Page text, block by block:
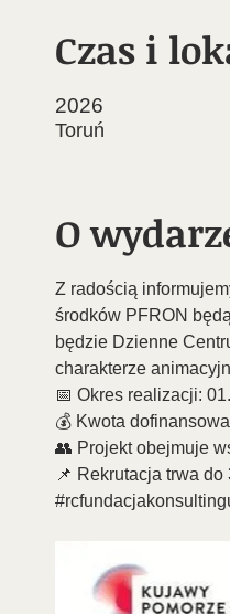
Czas i
2026
Toruń
O
Z radością
środków PFRON
będzie Dzienne
charakterze
📅 Okres realizacji:
💰 Kwota
👥 Projekt obejmuje
📌 Rekrutacja trwa